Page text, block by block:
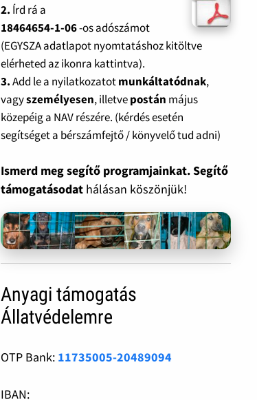
2. Írd rá a
18464654-1-06-os adószámot
(EGYSZA adatlapot nyomtatáshoz kitöltve
elérheted az ikonra kattintva).
3.Add le a nyilatkozatotmunkáltatódnak,
vagyszemélyesen, illetvepostán május
közepéig a NAV részére. (kérdés esetén
segítséget a bérszámfejtő / könyvelő tud adni)
Ismerd meg segítő programjainkat. Segítő
támogatásodat hálásan köszönjük!
Anyagi támogatás
Állatvédelemre
OTP Bank: 11735005-20489094
IBAN: